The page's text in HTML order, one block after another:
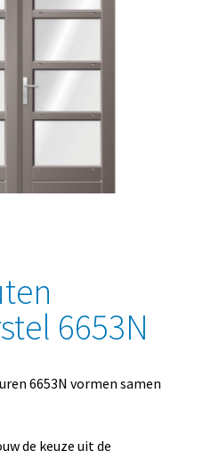
6653N
6653N vormen samen
de keuze uit de